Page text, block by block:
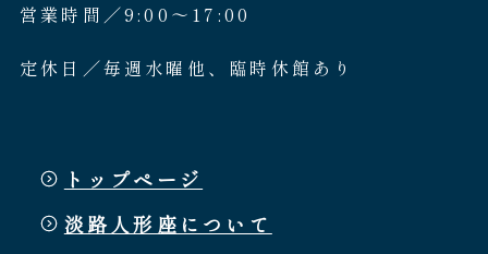
営業時間／9:00〜17:00
定休日／毎週水曜他、臨時休館あり
トップページ
淡路人形座について